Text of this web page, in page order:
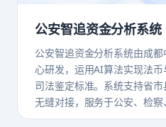
公安智追资金分析系统
公安智追资金分析系统由成
心研发，运用AI算法实现法
司法鉴定标准。系统支持省
无缝对接，服务于公安、检